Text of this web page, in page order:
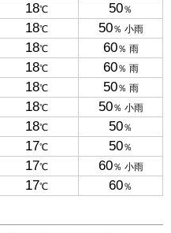
18℃ 50％
18℃ 50％ 小雨
18℃ 60％ 雨
18℃ 60％ 雨
18℃ 50％ 雨
18℃ 50％ 小雨
18℃ 50％
17℃ 50％
17℃ 60％ 小雨
17℃ 60％